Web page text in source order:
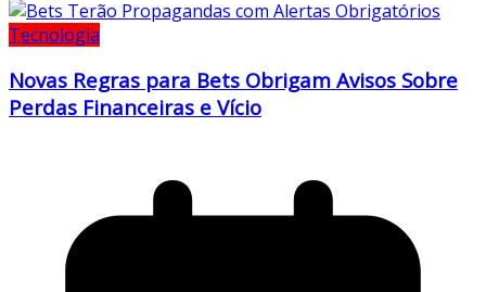
Tecnologia
Novas Regras para Bets Obrigam Avisos Sobre
Perdas Financeiras e Vício